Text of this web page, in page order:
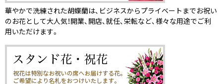
華やかで洗練された胡蝶蘭は、ビジネスからプライベートまでお祝い
のお花として大人気！開業、開店、就任、栄転など、様々な用途でご利
用いただけます。